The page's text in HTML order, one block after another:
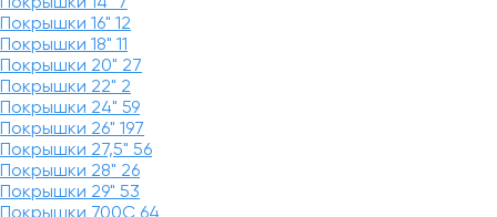
Покрышки 16" 12
Покрышки 18" 11
Покрышки 20" 27
Покрышки 22" 2
Покрышки 24" 59
Покрышки 26" 197
Покрышки 27,5" 56
Покрышки 28" 26
Покрышки 29" 53